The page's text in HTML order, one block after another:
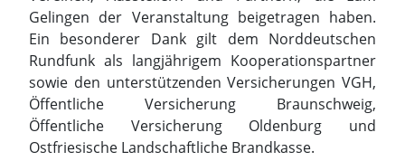
Gelingen der Veranstaltung beigetragen haben.
Ein besonderer Dank gilt dem Norddeutschen
Rundfunk als langjährigem Kooperationspartner
sowie den unterstützenden Versicherungen VGH,
Öffentliche Versicherung Braunschweig,
Öffentliche Versicherung Oldenburg und
Ostfriesische Landschaftliche Brandkasse.